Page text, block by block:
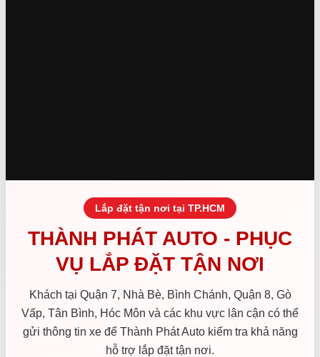
Lắp đặt tận nơi tại TP.HCM
THÀNH PHÁT AUTO - PHỤC
VỤ LẮP ĐẶT TẬN NƠI
Khách tại Quận 7, Nhà Bè, Bình Chánh, Quận 8, Gò
Vấp, Tân Bình, Hóc Môn và các khu vực lân cận có thể
gửi thông tin xe để Thành Phát Auto kiểm tra khả năng
hỗ trợ lắp đặt tận nơi.